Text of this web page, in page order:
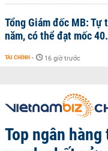
Tổng Giám đốc MB:
năm, có thể đạt mốc
TÀI CHÍNH - 16 giờ trước
Top ngân